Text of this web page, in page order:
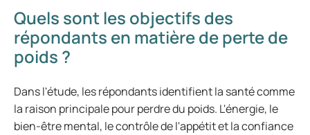
Quels sont les objectifs des
répondants en matière de perte de
poids ?
Dans l'étude, les répondants identifient la santé comme
la raison principale pour perdre du poids. L'énergie, le
bien-être mental, le contrôle de l'appétit et la confiance